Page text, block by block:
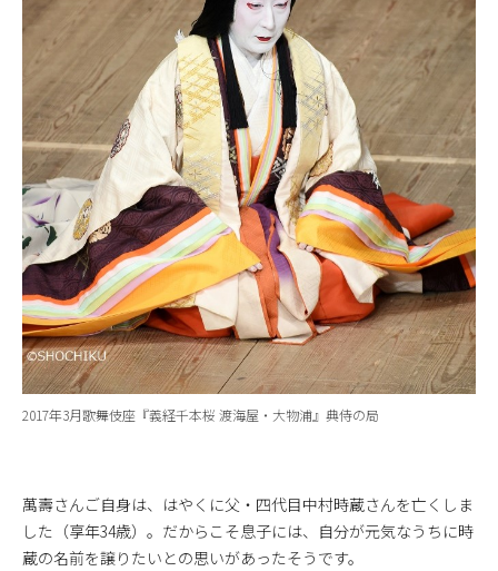
2017年3月歌舞伎座『義経千本桜 渡海屋・大物浦』典侍の局
萬壽さんご自身は、はやくに父・四代目中村時蔵さんを亡くしま
した（享年34歳）。だからこそ息子には、自分が元気なうちに時
蔵の名前を譲りたいとの思いがあったそうです。